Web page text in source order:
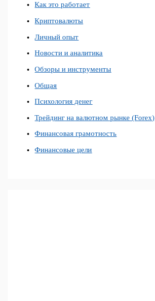
Как это работает
Криптовалюты
Личный опыт
Новости и аналитика
Обзоры и инструменты
Общая
Психология денег
Трейдинг на валютном рынке (Forex)
Финансовая грамотность
Финансовые цели